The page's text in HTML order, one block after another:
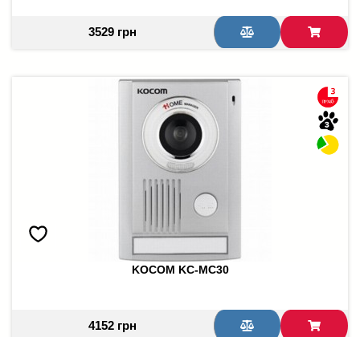
3529 грн
KOCOM KC-MC30
4152 грн